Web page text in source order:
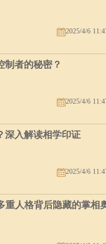
2025/4/6
制者的秘密？
2025/4/6
深入解读相学印证
2025/4/6
重人格背后隐藏的掌相